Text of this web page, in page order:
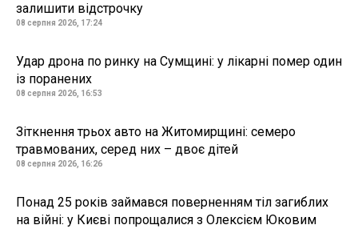
залишити відстрочку
08 серпня 2026, 17:24
Удар дрона по ринку на Сумщині: у лікарні помер один
із поранених
08 серпня 2026, 16:53
Зіткнення трьох авто на Житомирщині: семеро
травмованих, серед них – двоє дітей
08 серпня 2026, 16:26
Понад 25 років займався поверненням тіл загиблих
на війні: у Києві попрощалися з Олексієм Юковим